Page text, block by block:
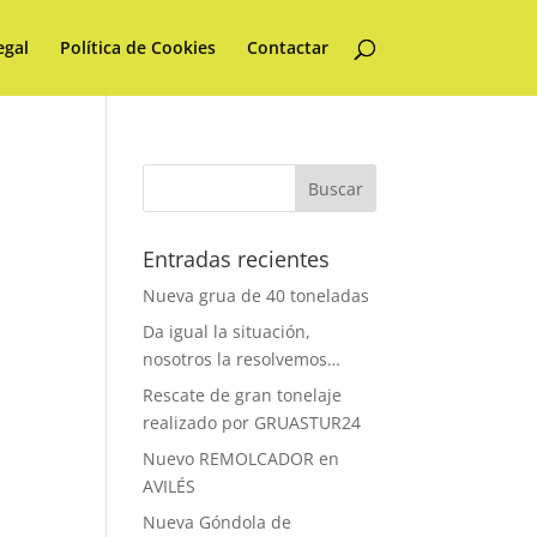
Política de Cookies Contactar
Entradas recientes
Nueva grua de 40 toneladas
Da igual la situación,
nosotros la resolvemos…
Rescate de gran tonelaje
realizado por GRUASTUR24
Nuevo REMOLCADOR en
AVILÉS
Nueva Góndola de